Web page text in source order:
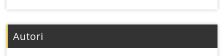
Autori